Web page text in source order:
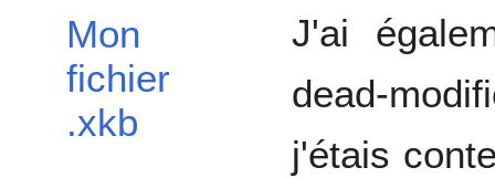
Mon
fichier
.xkb
J'ai
dead-
j'étais